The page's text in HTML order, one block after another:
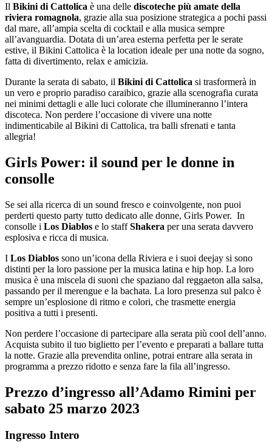
Il Bikini di Cattolica è una delle discoteche più amate della
riviera romagnola, grazie alla sua posizione strategica a pochi passi
dal mare, all’ampia scelta di cocktail e alla musica sempre
all’avanguardia. Dotata di un’area esterna perfetta per le serate
estive, il Bikini Cattolica è la location ideale per una notte da sogno,
fatta di divertimento, relax e amicizia.
Durante la serata di sabato, il Bikini di Cattolica si trasformerà in
un vero e proprio paradiso caraibico, grazie alla scenografia curata
nei minimi dettagli e alle luci colorate che illumineranno l’intera
discoteca. Non perdere l’occasione di vivere una notte
indimenticabile al Bikini di Cattolica, tra balli sfrenati e tanta
allegria!
Girls Power: il sound per le donne in
consolle
Se sei alla ricerca di un sound fresco e coinvolgente, non puoi
perderti questo party tutto dedicato alle donne, Girls Power. In
consolle i Los Diablos e lo staffShakera per una serata davvero
esplosiva e ricca di musica.
I Los Diablos sono un’icona della Riviera e i suoi deejay si sono
distinti per la loro passione per la musica latina e hip hop. La loro
musica è una miscela di suoni che spaziano dal reggaeton alla salsa,
passando per il merengue e la bachata. La loro presenza sul palco è
sempre un’esplosione di ritmo e colori, che trasmette energia
positiva a tutti i presenti.
Non perdere l’occasione di partecipare alla serata più cool dell’anno.
Acquista subito il tuo biglietto per l’evento e preparati a ballare tutta
la notte. Grazie alla prevendita online, potrai entrare alla serata in
programma a prezzo ridotto e senza fare la fila all’ingresso.
Prezzo d’ingresso all’Adamo Rimini per
sabato 25 marzo 2023
Ingresso Intero